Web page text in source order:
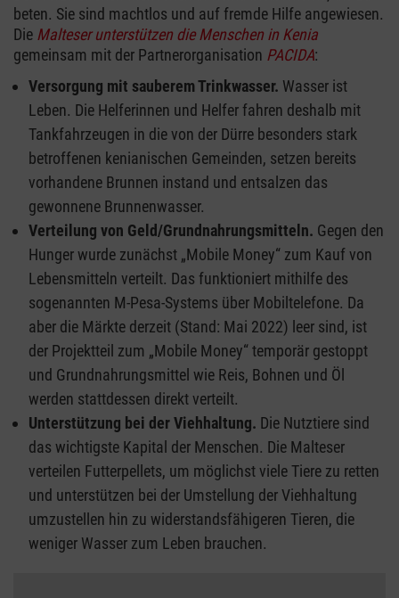
beten. Sie sind machtlos und auf fremde Hilfe angewiesen.
Die Malteser unterstützen die Menschen in Kenia
gemeinsam mit der Partnerorganisation PACIDA:
Versorgung mit sauberem Trinkwasser. Wasser ist
Leben. Die Helferinnen und Helfer fahren deshalb mit
Tankfahrzeugen in die von der Dürre besonders stark
betroffenen kenianischen Gemeinden, setzen bereits
vorhandene Brunnen instand und entsalzen das
gewonnene Brunnenwasser.
Verteilung von Geld/Grundnahrungsmitteln. Gegen den
Hunger wurde zunächst „Mobile Money“ zum Kauf von
Lebensmitteln verteilt. Das funktioniert mithilfe des
sogenannten M-Pesa-Systems über Mobiltelefone. Da
aber die Märkte derzeit (Stand: Mai 2022) leer sind, ist
der Projektteil zum „Mobile Money“ temporär gestoppt
und Grundnahrungsmittel wie Reis, Bohnen und Öl
werden stattdessen direkt verteilt.
Unterstützung bei der Viehhaltung. Die Nutztiere sind
das wichtigste Kapital der Menschen. Die Malteser
verteilen Futterpellets, um möglichst viele Tiere zu retten
und unterstützen bei der Umstellung der Viehhaltung
umzustellen hin zu widerstandsfähigeren Tieren, die
weniger Wasser zum Leben brauchen.